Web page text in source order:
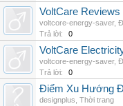
VoltCare
voltcore-energy-saver,
Trả lời:
0
VoltCare
voltcore-energy-saver,
Trả lời:
0
Điểm Xu Hướng
designplus Thời trang